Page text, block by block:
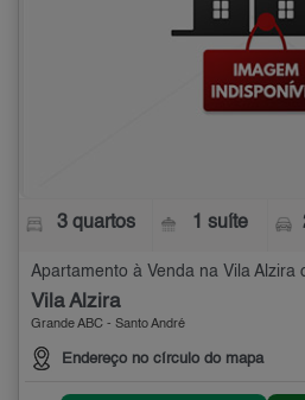
3 quartos 1 suíte
Apartamento à Venda na Vila Alzira
Vila Alzira
Grande ABC - Santo André
Endereço no círculo do mapa